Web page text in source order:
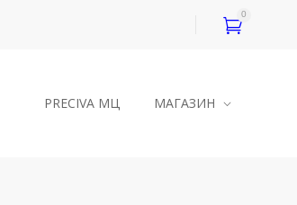
0
PRECIVA МЦ МАГАЗИН